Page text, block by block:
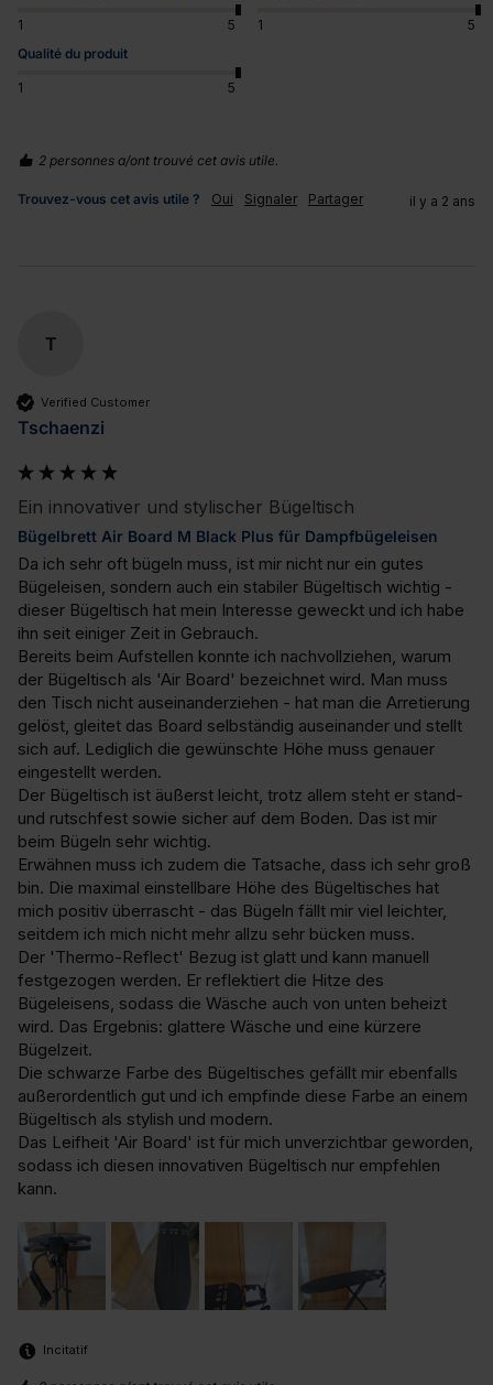
1 5 1
5
Qualité du produit
1 5
2 personnes a/ont trouvé cet avis utile.
Trouvez-vous cet avis utile ? Oui Signaler Partager il y a 2 ans
T
Verified Customer
Tschaenzi
Ein innovativer und stylischer Bügeltisch
Bügelbrett Air Board M Black Plus für Dampfbügeleisen
Da ich sehr oft bügeln muss, ist mir nicht nur ein gutes
Bügeleisen, sondern auch ein stabiler Bügeltisch wichtig -
dieser Bügeltisch hat mein Interesse geweckt und ich habe
ihn seit einiger Zeit in Gebrauch.
Bereits beim Aufstellen konnte ich nachvollziehen, warum
der Bügeltisch als 'Air Board' bezeichnet wird. Man muss
den Tisch nicht auseinanderziehen - hat man die Arretierung
gelöst, gleitet das Board selbständig auseinander und stellt
sich auf. Lediglich die gewünschte Höhe muss genauer
eingestellt werden.
Der Bügeltisch ist äußerst leicht, trotz allem steht er stand-
und rutschfest sowie sicher auf dem Boden. Das ist mir
beim Bügeln sehr wichtig.
Erwähnen muss ich zudem die Tatsache, dass ich sehr groß
bin. Die maximal einstellbare Höhe des Bügeltisches hat
mich positiv überrascht - das Bügeln fällt mir viel leichter,
seitdem ich mich nicht mehr allzu sehr bücken muss.
Der 'Thermo-Reflect' Bezug ist glatt und kann manuell
festgezogen werden. Er reflektiert die Hitze des
Bügeleisens, sodass die Wäsche auch von unten beheizt
wird. Das Ergebnis: glattere Wäsche und eine kürzere
Bügelzeit.
Die schwarze Farbe des Bügeltisches gefällt mir ebenfalls
außerordentlich gut und ich empfinde diese Farbe an einem
Bügeltisch als stylish und modern.
Das Leifheit 'Air Board' ist für mich unverzichtbar geworden,
sodass ich diesen innovativen Bügeltisch nur empfehlen
kann.
Incitatif